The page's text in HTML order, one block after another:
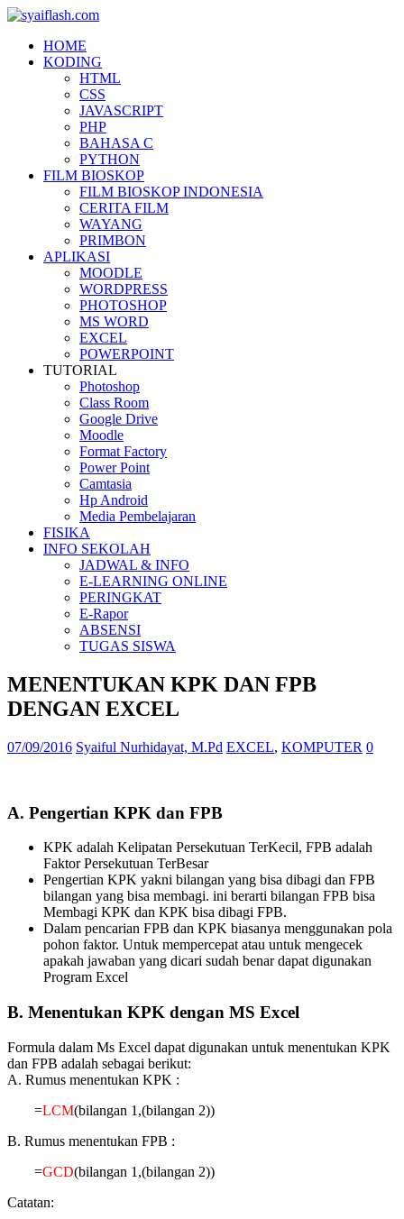
HOME
KODING
HTML
CSS
JAVASCRIPT
PHP
BAHASA C
PYTHON
FILM BIOSKOP
FILM BIOSKOP INDONESIA
CERITA FILM
WAYANG
PRIMBON
APLIKASI
MOODLE
WORDPRESS
PHOTOSHOP
MS WORD
EXCEL
POWERPOINT
TUTORIAL
Photoshop
Class Room
Google Drive
Moodle
Format Factory
Power Point
Camtasia
Hp Android
Media Pembelajaran
FISIKA
INFO SEKOLAH
JADWAL & INFO
E-LEARNING ONLINE
PERINGKAT
E-Rapor
ABSENSI
TUGAS SISWA
MENENTUKAN KPK DAN FPB
DENGAN EXCEL
07/09/2016 Syaiful Nurhidayat, M.Pd EXCEL, KOMPUTER 0
A. Pengertian KPK dan FPB
KPK adalah Kelipatan Persekutuan TerKecil, FPB adalah
Faktor Persekutuan TerBesar
Pengertian KPK yakni bilangan yang bisa dibagi dan FPB
bilangan yang bisa membagi. ini berarti bilangan FPB bisa
Membagi KPK dan KPK bisa dibagi FPB.
Dalam pencarian FPB dan KPK biasanya menggunakan pola
pohon faktor. Untuk mempercepat atau untuk mengecek
apakah jawaban yang dicari sudah benar dapat digunakan
Program Excel
B. Menentukan KPK dengan MS Excel
Formula dalam Ms Excel dapat digunakan untuk menentukan KPK
dan FPB adalah sebagai berikut:
A. Rumus menentukan KPK :
=LCM(bilangan 1,(bilangan 2))
B. Rumus menentukan FPB :
=GCD(bilangan 1,(bilangan 2))
Catatan: